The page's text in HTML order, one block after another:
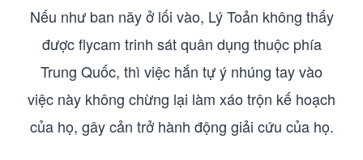
Nếu như ban nãy ở lối vào, Lý Toản không thấy
được flycam trinh sát quân dụng thuộc phía
Trung Quốc, thì việc hắn tự ý nhúng tay vào
việc này không chừng lại làm xáo trộn kế hoạch
của họ, gây cản trở hành động giải cứu của họ.